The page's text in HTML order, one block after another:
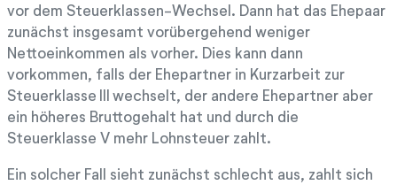
vor dem Steuerklassen-Wechsel. Dann hat das Ehepaar
zunächst insgesamt vorübergehend weniger
Nettoeinkommen als vorher. Dies kann dann
vorkommen, falls der Ehepartner in Kurzarbeit zur
Steuerklasse III wechselt, der andere Ehepartner aber
ein höheres Bruttogehalt hat und durch die
Steuerklasse V mehr Lohnsteuer zahlt.
Ein solcher Fall sieht zunächst schlecht aus, zahlt sich